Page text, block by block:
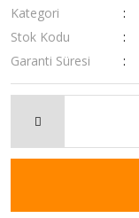
Kategori
Stok Kodu
Garanti Süresi